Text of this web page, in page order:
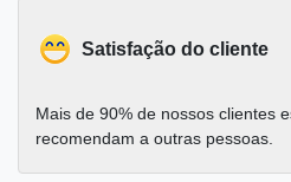
Satisfação do cliente
Mais de 90% de nossos clientes
recomendam a outras pessoas.